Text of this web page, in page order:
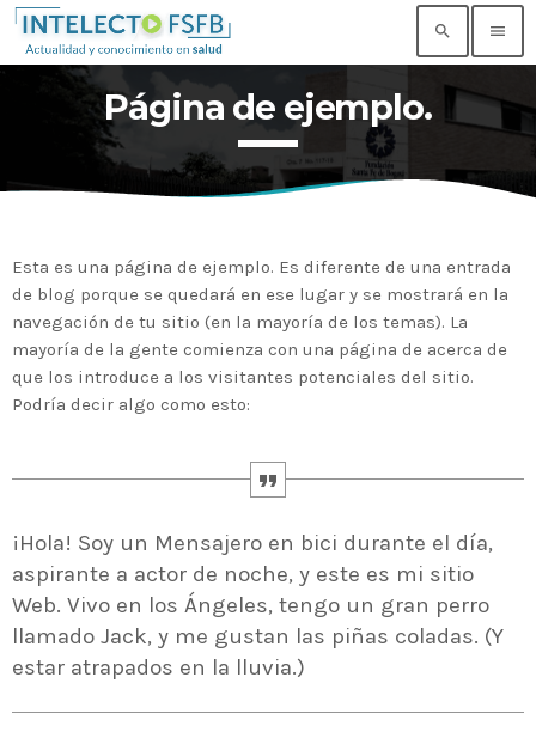
search menu
TOP READING
Noticia de prueba 3
17 SEPTIEMBRE, 2021
Building an Office: Architectural Glass
Considerations
today 14 AGOSTO, 2019
Why Architectural Drafting Is Common in
Architectural Design
Noticia de personal salud 5
MOST UPVOTED
14 AGOSTO, 2019
Página de ejemplo.
Esta es una página de ejemplo. Es diferente de una entrada
de blog porque se quedará en ese lugar y se mostrará en la
navegación de tu sitio (en la mayoría de los temas). La
mayoría de la gente comienza con una página de acerca de
que los introduce a los visitantes potenciales del sitio.
Podría decir algo como esto:
¡Hola! Soy un Mensajero en bici durante el día,
aspirante a actor de noche, y este es mi sitio
Web. Vivo en los Ángeles, tengo un gran perro
llamado Jack, y me gustan las piñas coladas. (Y
estar atrapados en la lluvia.)